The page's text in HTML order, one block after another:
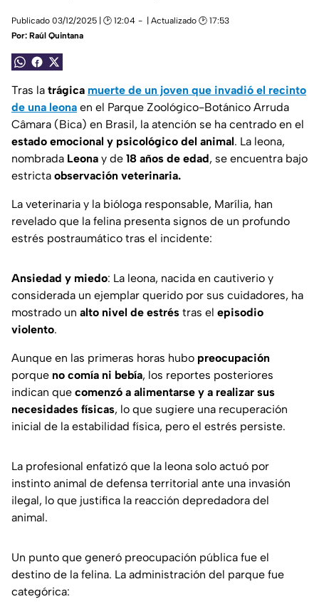
Publicado 03/12/2025 | 🕑 12:04
| Actualizado 🕑 17:53
Por: Raúl Quintana
Tras la trágica muerte de un joven que invadió el recinto
de una leona en el Parque Zoológico-Botánico Arruda
Câmara (Bica) en Brasil, la atención se ha centrado en el
estado emocional y psicológico del animal. La leona,
nombrada Leona y de 18 años de edad, se encuentra bajo
estricta observación veterinaria.
La veterinaria y la bióloga responsable, Marília, han
revelado que la felina presenta signos de un profundo
estrés postraumático tras el incidente:
Ansiedad y miedo: La leona, nacida en cautiverio y
considerada un ejemplar querido por sus cuidadores, ha
mostrado un alto nivel de estrés tras el episodio
violento.
Aunque en las primeras horas hubo preocupación
porque no comía ni bebía, los reportes posteriores
indican que comenzó a alimentarse y a realizar sus
necesidades físicas, lo que sugiere una recuperación
inicial de la estabilidad física, pero el estrés persiste.
La profesional enfatizó que la leona solo actuó por
instinto animal de defensa territorial ante una invasión
ilegal, lo que justifica la reacción depredadora del
animal.
Un punto que generó preocupación pública fue el
destino de la felina. La administración del parque fue
categórica: